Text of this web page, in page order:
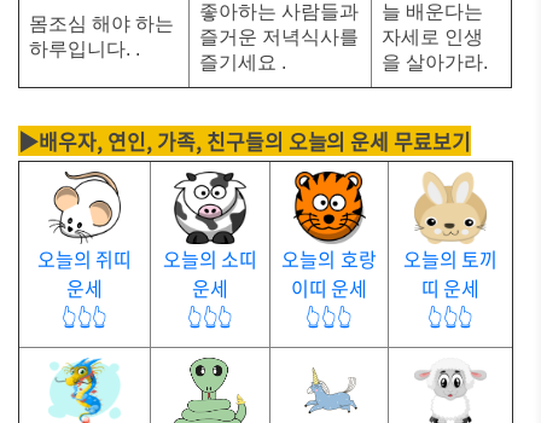
몸조심 해야 하는
하루입니다. .
좋아하는 사람들과
즐거운 저녁식사를
즐기세요 .
늘 배운다는
자세로 인생
을 살아가라.
▶배우자, 연인, 가족, 친구들의 오늘의 운세 무료보기
오늘의 쥐띠
운세
👆👆👆
오늘의 소띠
운세
👆👆👆
오늘의 호랑
이띠 운세
👆👆👆
오늘의 토끼
띠 운세
👆👆👆